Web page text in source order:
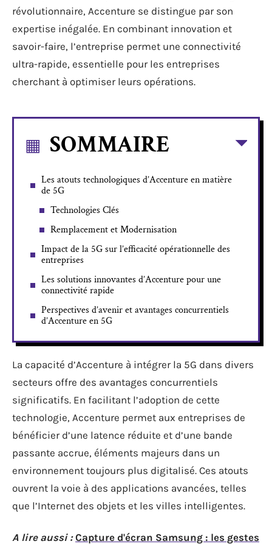
révolutionnaire, Accenture se distingue par son
expertise inégalée. En combinant innovation et
savoir-faire, l’entreprise permet une connectivité
ultra-rapide, essentielle pour les entreprises
cherchant à optimiser leurs opérations.
SOMMAIRE
Les atouts technologiques d’Accenture en matière
de 5G
Technologies Clés
Remplacement et Modernisation
Impact de la 5G sur l’efficacité opérationnelle des
entreprises
Les solutions innovantes d’Accenture pour une
connectivité rapide
Perspectives d’avenir et avantages concurrentiels
d’Accenture en 5G
La capacité d’Accenture à intégrer la 5G dans divers
secteurs offre des avantages concurrentiels
significatifs. En facilitant l’adoption de cette
technologie, Accenture permet aux entreprises de
bénéficier d’une latence réduite et d’une bande
passante accrue, éléments majeurs dans un
environnement toujours plus digitalisé. Ces atouts
ouvrent la voie à des applications avancées, telles
que l’Internet des objets et les villes intelligentes.
A lire aussi : Capture d'écran Samsung : les gestes